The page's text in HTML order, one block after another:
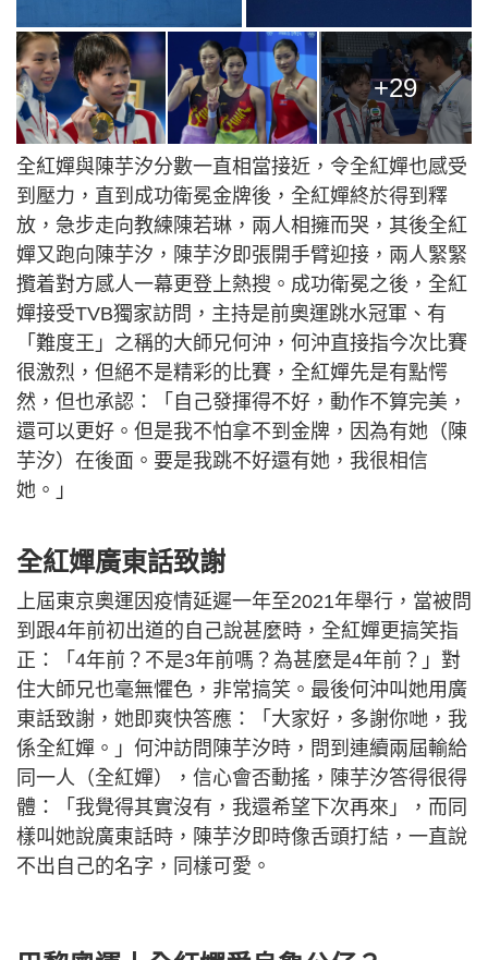
+29
全紅嬋與陳芋汐分數一直相當接近，令全紅嬋也感受
到壓力，直到成功衛冕金牌後，全紅嬋終於得到釋
放，急步走向教練陳若琳，兩人相擁而哭，其後全紅
嬋又跑向陳芋汐，陳芋汐即張開手臂迎接，兩人緊緊
攬着對方感人一幕更登上熱搜。成功衛冕之後，全紅
嬋接受TVB獨家訪問，主持是前奧運跳水冠軍、有
「難度王」之稱的大師兄何沖，何沖直接指今次比賽
很激烈，但絕不是精彩的比賽，全紅嬋先是有點愕
然，但也承認：「自己發揮得不好，動作不算完美，
還可以更好。但是我不怕拿不到金牌，因為有她（陳
芋汐）在後面。要是我跳不好還有她，我很相信
她。」
全紅嬋廣東話致謝
上屆東京奧運因疫情延遲一年至2021年舉行，當被問
到跟4年前初出道的自己說甚麼時，全紅嬋更搞笑指
正：「4年前？不是3年前嗎？為甚麼是4年前？」對
住大師兄也毫無懼色，非常搞笑。最後何沖叫她用廣
東話致謝，她即爽快答應：「大家好，多謝你哋，我
係全紅嬋。」何沖訪問陳芋汐時，問到連續兩屆輸給
同一人（全紅嬋），信心會否動搖，陳芋汐答得很得
體：「我覺得其實沒有，我還希望下次再來」，而同
樣叫她說廣東話時，陳芋汐即時像舌頭打結，一直說
不出自己的名字，同樣可愛。